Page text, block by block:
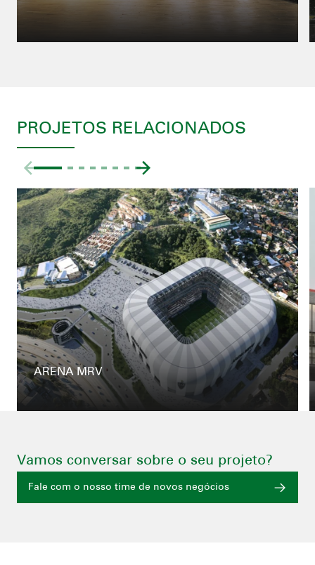
PROJETOS RELACIONADOS
ARENA MRV
Vamos conversar sobre o seu projeto?
Fale com o nosso time de novos negócios